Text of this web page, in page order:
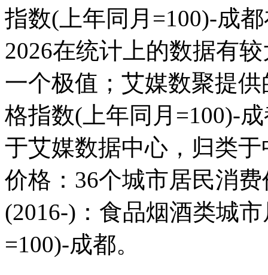
指数(上年同月=100)-成
2026在统计上的数据有
一个极值；艾媒数聚提
格指数(上年同月=100)-
于艾媒数据中心，归类
价格：36个城市居民消
(2016-)：食品烟酒类城
=100)-成都。